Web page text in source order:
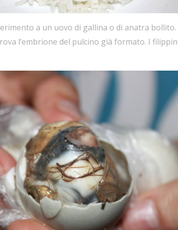
a un uovo di gallina o di anatra
l’embrione del pulcino già formato. I